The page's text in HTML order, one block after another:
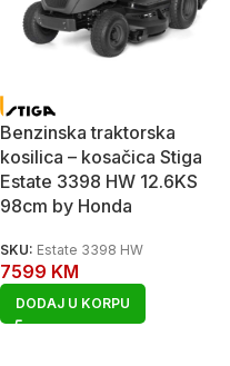
Benzinska traktorska
kosilica – kosačica Stiga
Estate 3398 HW 12.6KS
98cm by Honda
SKU: Estate 3398 HW
7599 KM
DODAJ U KORPU